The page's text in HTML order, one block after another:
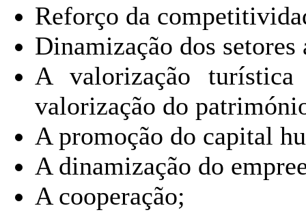
Reforço da
Dinamização dos
A valorização
valorização do
A promoção do capital
A dinamização do
A cooperação;